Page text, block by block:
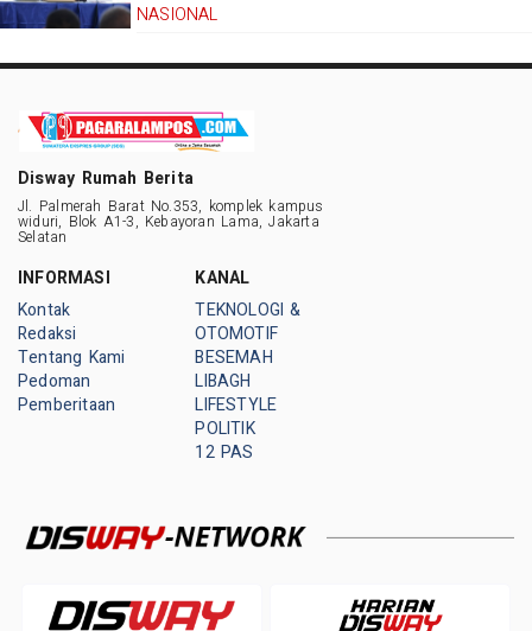
NASIONAL
Disway Rumah Berita
Jl. Palmerah Barat No.353, komplek kampus
widuri, Blok A1-3, Kebayoran Lama, Jakarta
Selatan
INFORMASI
Kontak
Redaksi
Tentang Kami
Pedoman
Pemberitaan
KANAL
TEKNOLOGI &
OTOMOTIF
BESEMAH
LIBAGH
LIFESTYLE
POLITIK
12 PAS